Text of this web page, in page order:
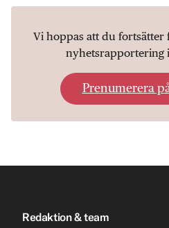
Vi hoppas att du fortsätter
nyhetsrapportering
Prenumerera
Redaktion & team